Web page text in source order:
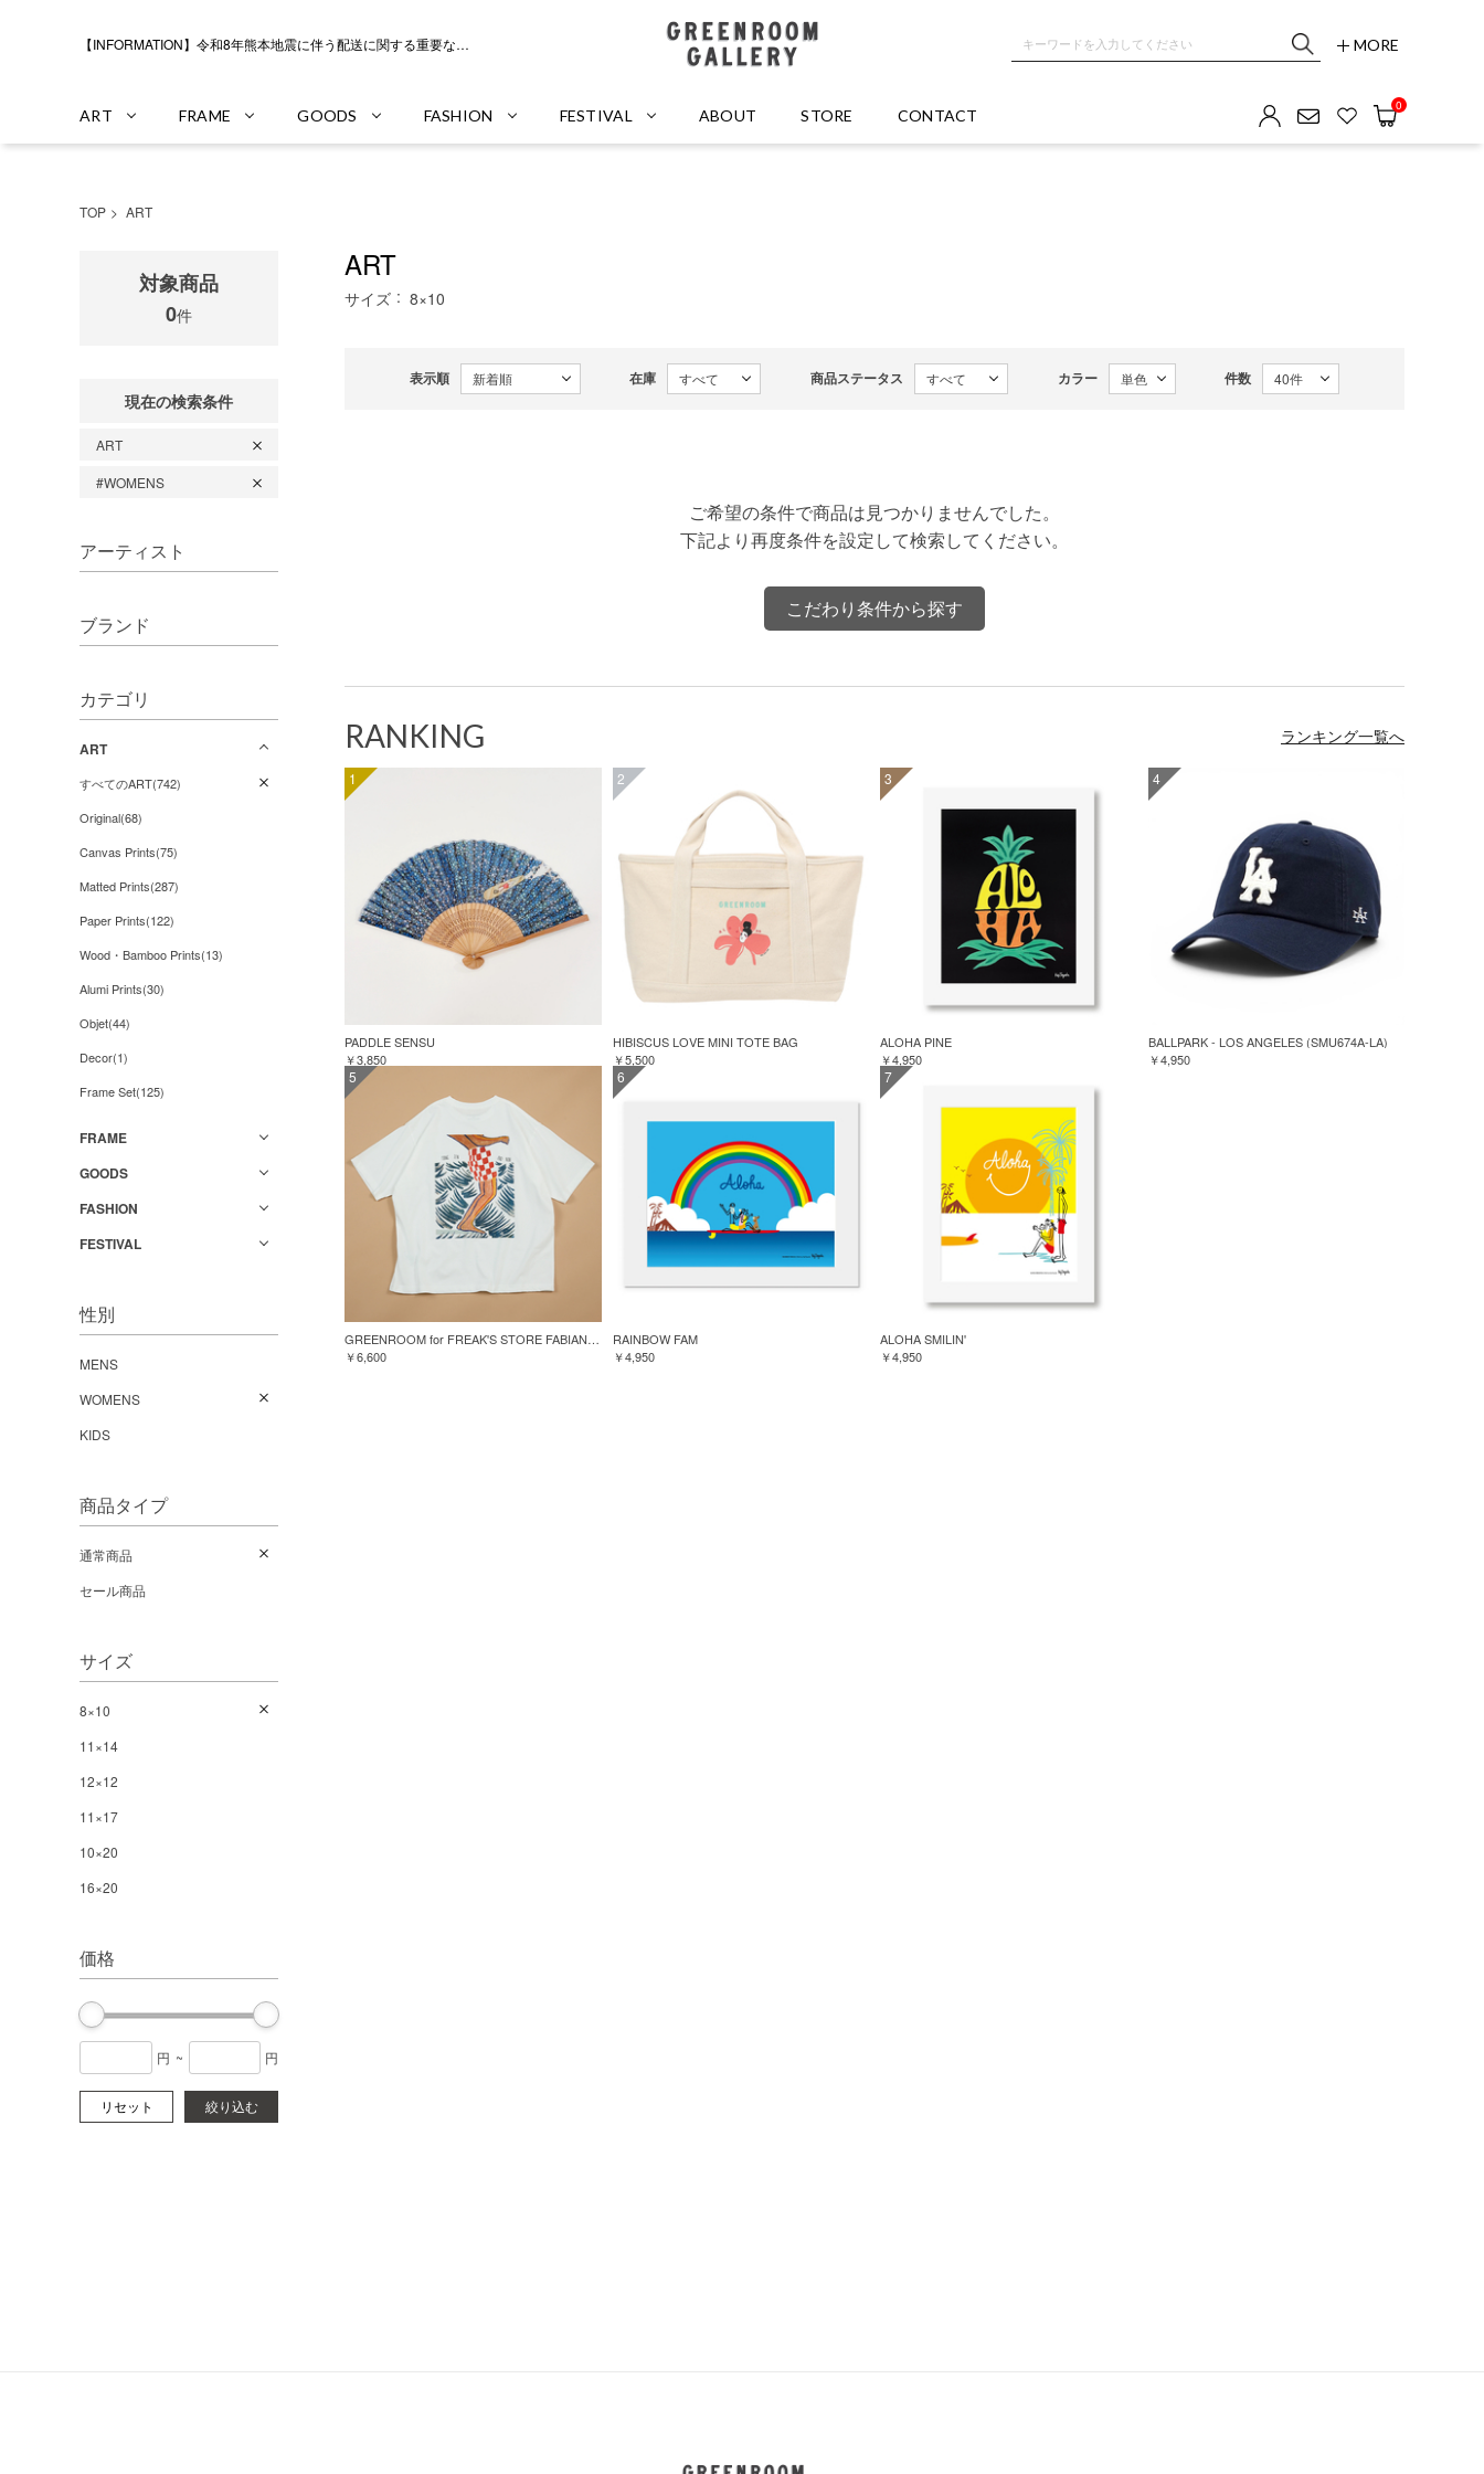
【INFORMATION】令和8年熊本地震に伴う配送に関する重要なお知らせ
MORE
ART FRAME GOODS FASHION FESTIVAL ABOUT STORE CONTACT
0
TOP ART
対象商品
0件
現在の検索条件
ART
#WOMENS
アーティスト
ブランド
カテゴリ
ART
すべてのART(742)
Original(68)
Canvas Prints(75)
Matted Prints(287)
Paper Prints(122)
Wood・Bamboo Prints(13)
Alumi Prints(30)
Objet(44)
Decor(1)
Frame Set(125)
FRAME
GOODS
FASHION
FESTIVAL
性別
MENS
WOMENS
KIDS
商品タイプ
通常商品
セール商品
サイズ
8×10
11×14
12×12
11×17
10×20
16×20
価格
円 ~ 円
リセット 絞り込む
ART
サイズ 8×10
表示順 在庫 商品ステータス カラー 件数
ご希望の条件で商品は見つかりませんでした。
下記より再度条件を設定して検索してください。
こだわり条件から探す
RANKING ランキング一覧へ
1
PADDLE SENSU
￥3,850
2
HIBISCUS LOVE MINI TOTE BAG
￥5,500
3
ALOHA PINE
￥4,950
4
BALLPARK - LOS ANGELES (SMU674A-LA)
￥4,950
5
GREENROOM for FREAK'S STORE FABIAN LAVATER S/S TEE
￥6,600
6
RAINBOW FAM
￥4,950
7
ALOHA SMILIN'
￥4,950